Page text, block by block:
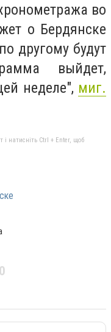
во
о Бердянске
другому будут
выйдет,
неделе", миг.
і натисніть Ctrl + Enter, щоб